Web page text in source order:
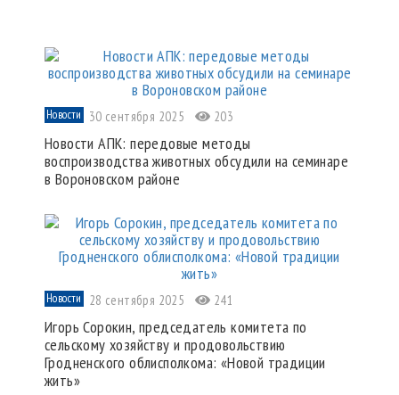
Новости 30 сентября 2025 203
Новости АПК: передовые методы
воспроизводства животных обсудили на семинаре
в Вороновском районе
Новости 28 сентября 2025 241
Игорь Сорокин, председатель комитета по
сельскому хозяйству и продовольствию
Гродненского облисполкома: «Новой традиции
жить»